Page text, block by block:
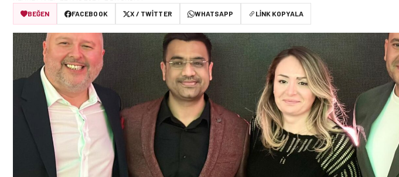
BEĞEN
FACEBOOK X / TWITTER WHATSAPP LINK KOPYALA